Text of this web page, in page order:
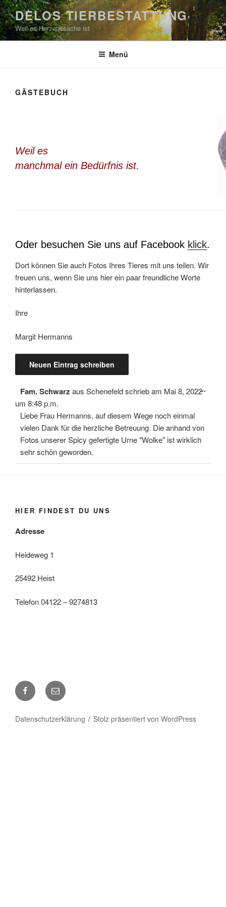
Zum
Inhalt
springen
DELOS TIERBESTATTUNG
Weil es Herzenssache ist
Menü
GÄSTEBUCH
Weil es
manchmal ein Bedürfnis ist.
Oder besuchen Sie uns auf Facebook klick.
Dort können Sie auch Fotos Ihres Tieres mit uns teilen. Wir
freuen uns, wenn Sie uns hier ein paar freundliche Worte
hinterlassen.
Ihre
Margit Hermanns
Fam. Schwarz aus Schenefeldschrieb am Mai 8, 2022
um 8:48 p.m.
Liebe Frau Hermanns, auf diesem Wege noch einmal
vielen Dank für die herzliche Betreuung. Die anhand von
Fotos unserer Spicy gefertigte Urne "Wolke" ist wirklich
sehr schön geworden.
...
HIER FINDEST DU UNS
Adresse
Heideweg 1
25492 Heist
Telefon 04122 – 9274813
FacebookE-
Mail
Datenschutzerklärung Stolz präsentiert von WordPress